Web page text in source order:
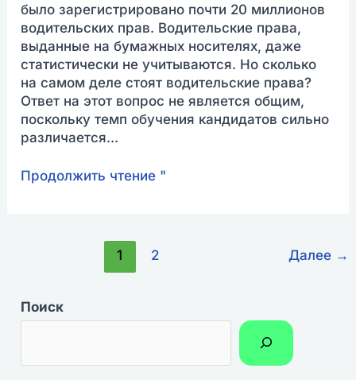
было зарегистрировано почти 20 миллионов
водительских прав. Водительские права,
выданные на бумажных носителях, даже
статистически не учитываются. Но сколько
на самом деле стоят водительские права?
Ответ на этот вопрос не является общим,
поскольку темп обучения кандидатов сильно
различается...
Продолжить чтение "
1 2 Далее →
Поиск